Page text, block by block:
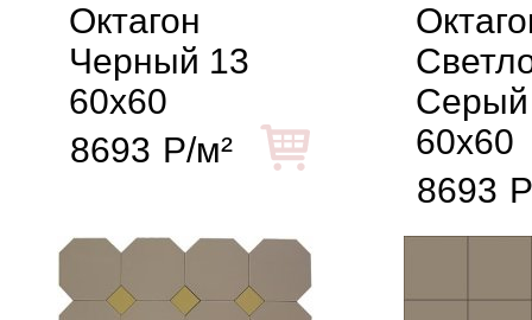
Октагон
Черный 13
60x60
8693 Р/м²
60x60
8693